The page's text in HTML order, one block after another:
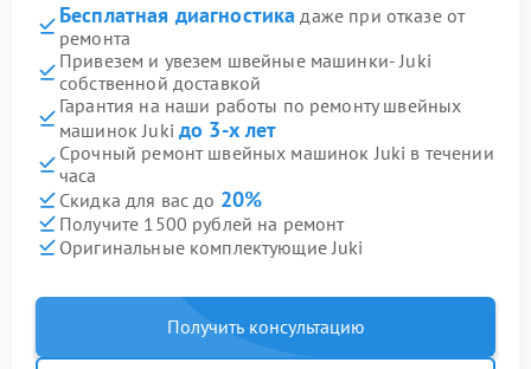
Бесплатная диагностика даже при отказе от
ремонта
Привезем и увезем швейные машинки- Juki
собственной доставкой
Гарантия на наши работы по ремонту швейных
машинок Juki до 3-х лет
Срочный ремонт швейных машинок Juki в течении
часа
Скидка для вас до 20%
Получите 1500 рублей на ремонт
Оригинальные комплектующие Juki
Получить консультацию